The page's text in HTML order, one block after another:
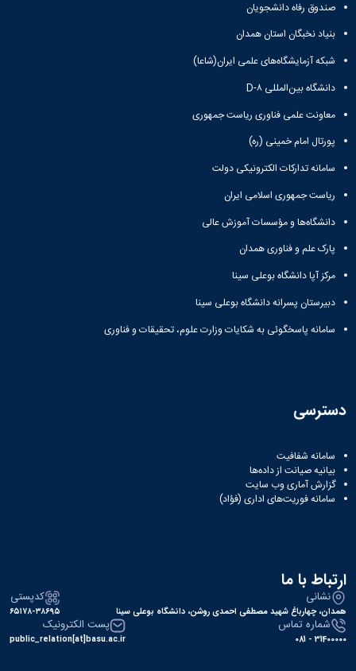
صندوق رفاه دانشجویان
بنیاد نخبگان استان همدان
شبکه آزمایشگاه‌های علمی ایران(شاعا)
دانشگاه بین‌المللی D-۸
معاونت علمی فناوری ریاست جمهوری
پورتال امام خمینی (ره)
سامانه تدارکات الکترونیکی دولت
ریاست جمهوری اسلامی ایران
دانشگاه‌ها و مؤسسات آموزش عالی
پارک علم و فناوری همدان
مرکز آپا دانشگاه بوعلی سینا
دبیرستان پسرانه دانشگاه بوعلی سینا
سامانه پاسخگوئی به شکایات وزارت علوم، تحقیقات و فناوری
دسترسی
سامانه شفافیت
بیانیه صیانت از داده‌ها
گزارش آماری وب‌ سایت
سامانه فوریت‌های اداری (فؤاد)
ارتباط با ما
نشانی
همدان، چهارباغ شهید مصطفی احمدی روشن، دانشگاه بوعلی سینا
کدپستی
۶۵۱۷۸-۳۸۶۹۵
شماره تماس
31400000 - 081
پست الکترونیک
public_relation[at]basu.ac.ir